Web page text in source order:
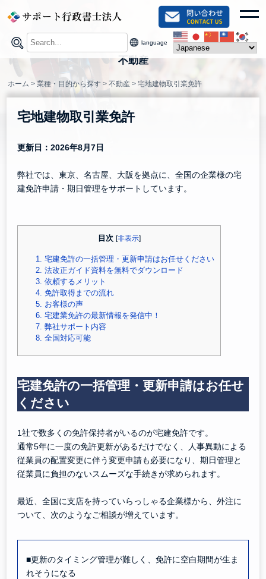
content
language
不動産
ホーム >業種・目的から探す >不動産 >宅地建物取引業免許
宅地建物取引業免許
更新日：2026年8月7日
弊社では、東京、名古屋、大阪を拠点に、全国の企業様の宅
建免許申請・期日管理をサポートしています。
目次 [非表示]
1.
宅建免許の一括管理・更新申請はお任せください
2. 法改正ガイド資料を無料でダウンロード
3. 依頼するメリット
4. 免許取得までの流れ
5. お客様の声
6. 宅建業免許の最新情報を発信中！
7. 弊社サポート内容
8. 全国対応可能
宅建免許の一括管理・更新申請はお任せ
ください
1社で数多くの免許保持者がいるのが宅建免許です。
通常5年に一度の免許更新があるだけでなく、人事異動による
従業員の配置変更に伴う変更申請も必要になり、期日管理と
従業員に負担のないスムーズな手続きが求められます。
最近、全国に支店を持っていらっしゃる企業様から、外注に
ついて、次のようなご相談が増えています。
■更新のタイミング管理が難しく、免許に空白期間が生ま
れそうになる